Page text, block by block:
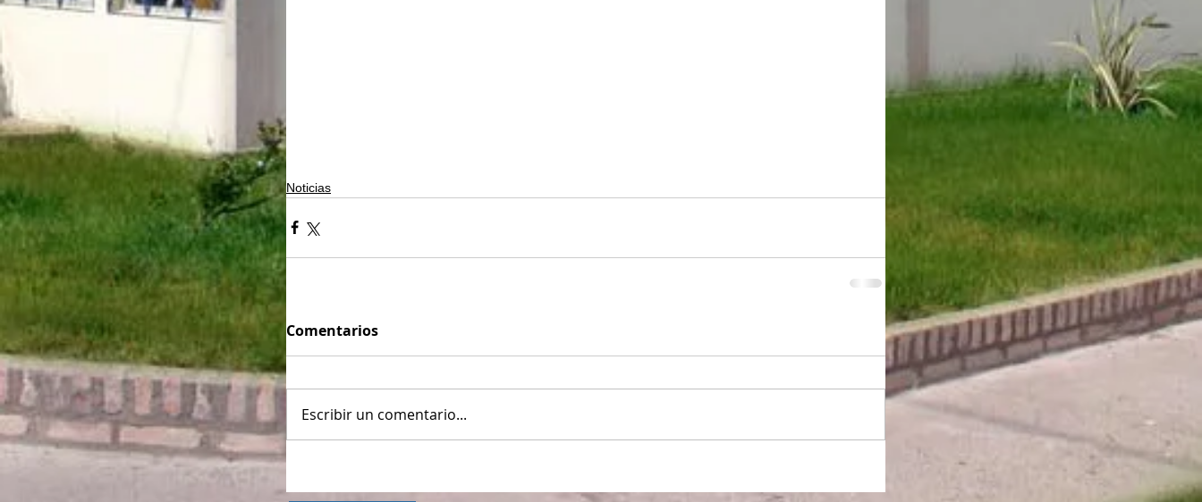
Noticias
Comentarios
Escribir un comentario...